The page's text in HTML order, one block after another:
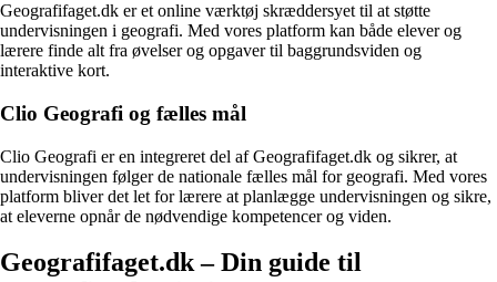
Geografifaget.dk er et online værktøj skræddersyet til at støtte
undervisningen i geografi. Med vores platform kan både elever og
lærere finde alt fra øvelser og opgaver til baggrundsviden og
interaktive kort.
Clio Geografi og fælles mål
Clio Geografi er en integreret del af Geografifaget.dk og sikrer, at
undervisningen følger de nationale fælles mål for geografi. Med vores
platform bliver det let for lærere at planlægge undervisningen og sikre,
at eleverne opnår de nødvendige kompetencer og viden.
Geografifaget.dk – Din guide til